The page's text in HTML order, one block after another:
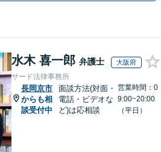
水木 喜一郎 弁護士 大阪府
サード法律事務所
長岡京市
からも相
談受付中
面談方法(対面・
電話・ビデオな
ど)は応相談
営業時間：0
9:00~20:00
（平日）